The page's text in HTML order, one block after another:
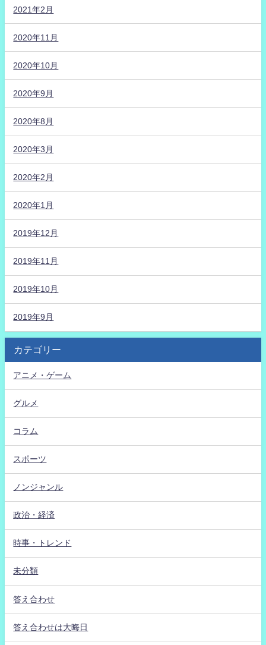
2021年2月
2020年11月
2020年10月
2020年9月
2020年8月
2020年3月
2020年2月
2020年1月
2019年12月
2019年11月
2019年10月
2019年9月
カテゴリー
アニメ・ゲーム
グルメ
コラム
スポーツ
ノンジャンル
政治・経済
時事・トレンド
未分類
答え合わせ
答え合わせは大晦日